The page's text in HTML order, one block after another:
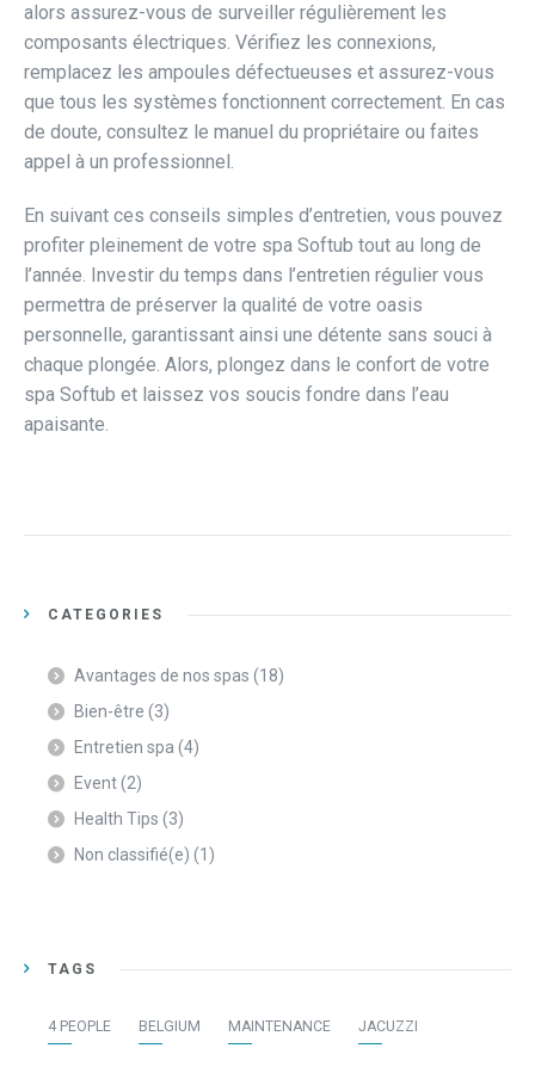
alors assurez-vous de surveiller régulièrement les
composants électriques. Vérifiez les connexions,
remplacez les ampoules défectueuses et assurez-vous
que tous les systèmes fonctionnent correctement. En cas
de doute, consultez le manuel du propriétaire ou faites
appel à un professionnel.
En suivant ces conseils simples d’entretien, vous pouvez
profiter pleinement de votre spa Softub tout au long de
l’année. Investir du temps dans l’entretien régulier vous
permettra de préserver la qualité de votre oasis
personnelle, garantissant ainsi une détente sans souci à
chaque plongée. Alors, plongez dans le confort de votre
spa Softub et laissez vos soucis fondre dans l’eau
apaisante.
CATEGORIES
Avantages de nos spas (18)
Bien-être (3)
Entretien spa (4)
Event(2)
Health Tips (3)
Non classifié(e) (1)
TAGS
4 PEOPLE BELGIUM MAINTENANCE JACUZZI